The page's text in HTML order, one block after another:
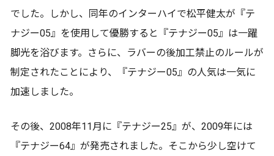
でした。しかし、同年のインターハイで松平健太が『テ
ナジー05』を使用して優勝すると『テナジー05』は一躍
脚光を浴びます。さらに、ラバーの後加工禁止のルールが
制定されたことにより、『テナジー05』の人気は一気に
加速しました。
その後、2008年11月に『テナジー25』が、2009年には
『テナジー64』が発売されました。そこから少し空けて